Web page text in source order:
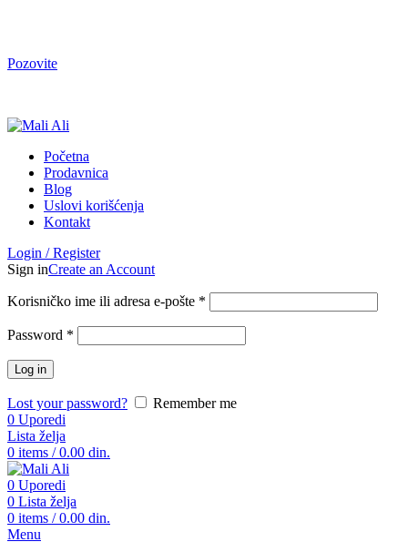
Pozovite
Početna
Prodavnica
Blog
Uslovi korišćenja
Kontakt
Login / Register
Sign inCreate an Account
Korisničko ime ili adresa e-pošte *
Password *
Log in
Lost your password?
Remember me
0 Uporedi
Lista želja
0 items / 0.00 din.
0 Uporedi
0 Lista želja
0 items / 0.00 din.
Menu